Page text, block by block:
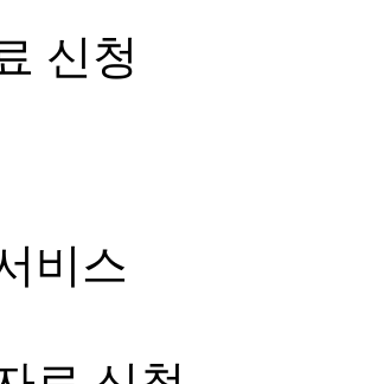
신청
비스